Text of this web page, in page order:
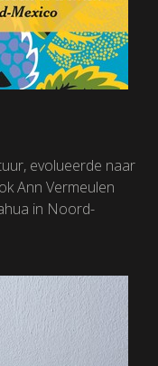
evolueerde naar
Ann Vermeulen
in Noord-